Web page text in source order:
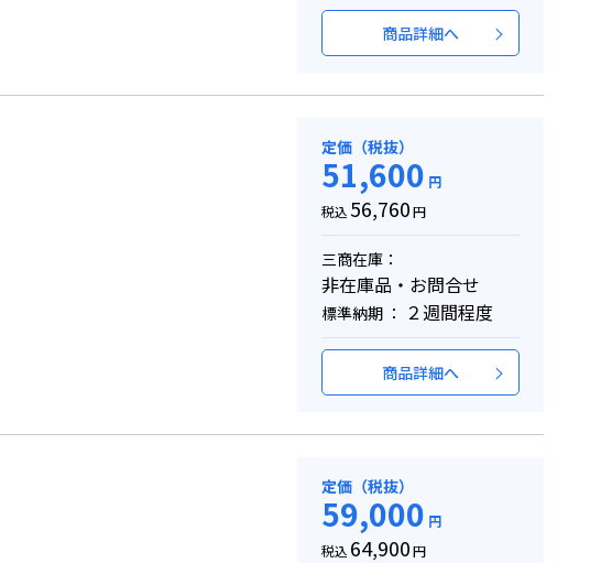
商品詳細へ
定価（税抜）
51,600 円
税込 56,760円
三商在庫：
非在庫品・お問合せ
標準納期 ： ２週間程度
商品詳細へ
定価（税抜）
59,000 円
税込 64,900円